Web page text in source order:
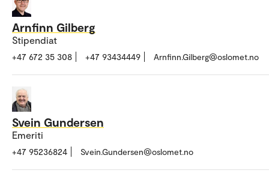
Arnfinn Gilberg
Stipendiat
+47 672 35 308 +47 93434449 Arnfinn.Gilberg@oslomet.no
Svein Gundersen
Emeriti
+47 95236824 Svein.Gundersen@oslomet.no